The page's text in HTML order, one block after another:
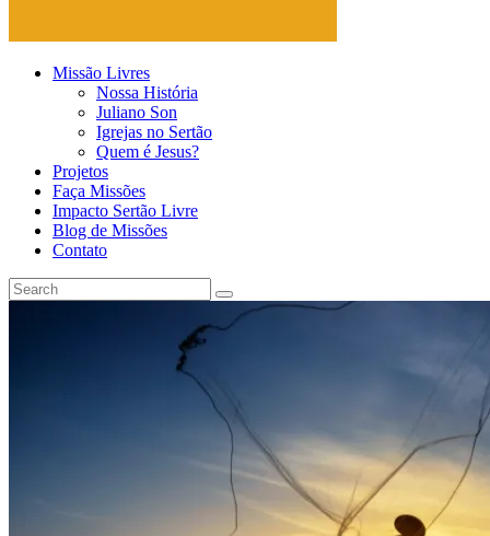
Missão Livres
Nossa História
Juliano Son
Igrejas no Sertão
Quem é Jesus?
Projetos
Faça Missões
Impacto Sertão Livre
Blog de Missões
Contato